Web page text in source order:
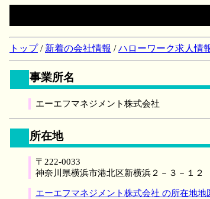
トップ/ 新着の会社情報 /ハローワーク求人情
事業所名
エーエフマネジメント株式会社
所在地
〒222-0033
神奈川県横浜市港北区新横浜２－３－１２
エーエフマネジメント株式会社 の所在地地